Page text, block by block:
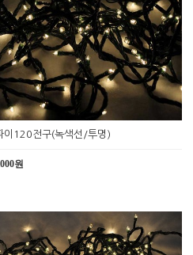
이120전구(녹색선/투명)
원